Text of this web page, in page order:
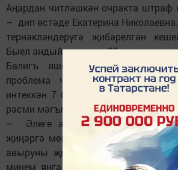
Аңардан читләшкән очракта штраф
– дип өстәде Екатерина
тернәкләндерүгә җибәрелгән
Быел андыйлар саны 32 гә җитте.
Балигъ яшенә җитмәгән
проблема читләп үтмәде.
интеккән 7 бала табиб-наркологта
рәсми мәгълүматлар буенча.
– Әлеге авырулар хроник
җиңәргә мөмкин. Минем табиблык
авыруны җиңгән бәхетле
минем янга эчүнең иң катлаулы